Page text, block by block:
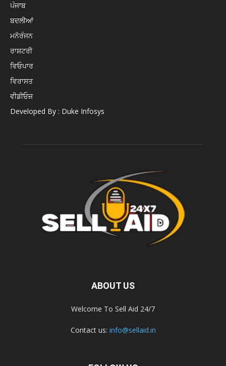
ਪੰਜਾਬ
ਬਦਲੀਆਂ
ਮਨੋਰੰਜਨ
ਰਾਸ਼ਟਰੀ
ਵਿਓਪਾਰ
ਵਿਰਾਸਤ
ਵੀਡੀਓਜ਼
Developed By : Duke Infosys
ABOUT US
Welcome To Sell Aid 24/7
Contact us: info@sellaid.in